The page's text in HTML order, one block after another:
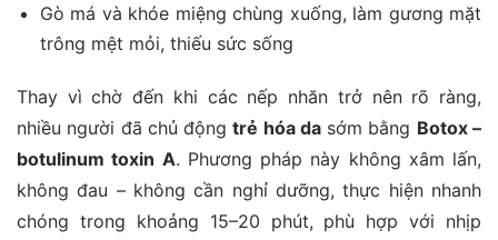
Gò má và khóe miệng chùng xuống, làm gương mặt
trông mệt mỏi, thiếu sức sống
Thay vì chờ đến khi các nếp nhăn trở nên rõ ràng,
nhiều người đã chủ độngtrẻ hóa dasớm bằng Botox –
botulinum toxin A. Phương pháp này không xâm lấn,
không đau – không cần nghỉ dưỡng, thực hiện nhanh
chóng trong khoảng 15–20 phút, phù hợp với nhịp